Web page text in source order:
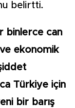
belirtti.
binlerce can
ekonomik
Türkiye için
bir barış